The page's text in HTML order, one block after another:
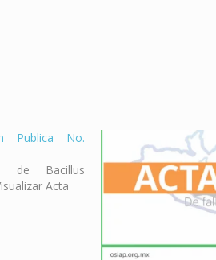
Publica No.
de Bacillus
Acta